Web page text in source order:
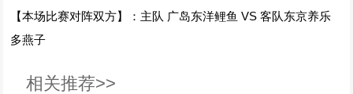
【本场比赛对阵双方】：主队 广岛东洋鲤鱼 VS 客队东京养乐
多燕子
相关推荐>>